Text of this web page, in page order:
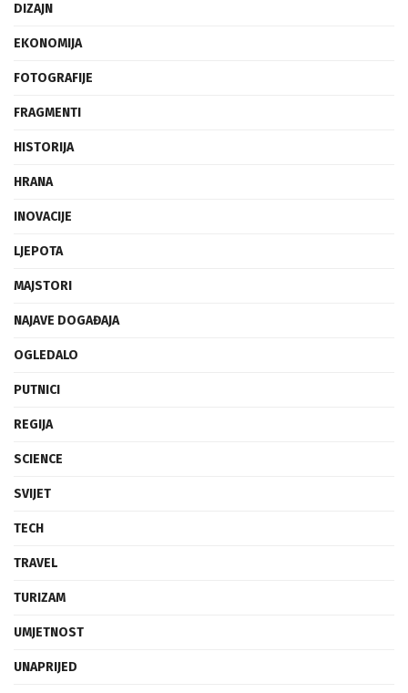
DIZAJN
EKONOMIJA
FOTOGRAFIJE
FRAGMENTI
HISTORIJA
HRANA
INOVACIJE
LJEPOTA
MAJSTORI
NAJAVE DOGAĐAJA
OGLEDALO
PUTNICI
REGIJA
SCIENCE
SVIJET
TECH
TRAVEL
TURIZAM
UMJETNOST
UNAPRIJED